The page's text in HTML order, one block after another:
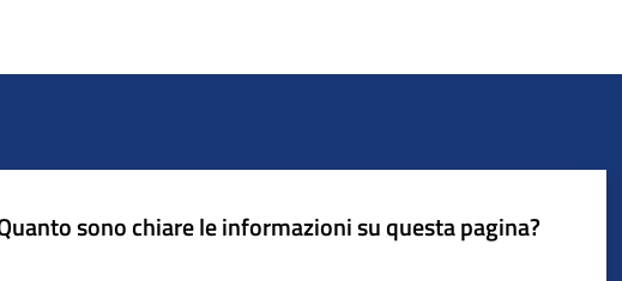
sono chiare le informazioni su questa pagina?